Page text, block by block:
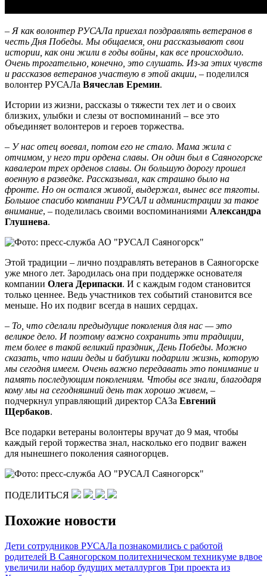
– Я как волонтер РУСАЛа приехал поздравлять ветеранов в
честь Дня Победы. Мы общаемся, они рассказывают свои
истории, как они жили в годы войны, как все происходило.
Очень трогательно, конечно, это слушать. Из-за этих чувств
и рассказов ветеранов участвую в этой акции, – поделился
волонтер РУСАЛа Вячеслав Еремин.
Истории из жизни, рассказы о тяжести тех лет и о своих
близких, улыбки и слезы от воспоминаний – все это
объединяет волонтеров и героев торжества.
– У нас отец воевал, потом его не стало. Мама жила с
отчимом, у него три ордена славы. Он один был в Саяногорске
кавалером трех орденов славы. Он большую дорогу прошел
военную в разведке. Рассказывал, как страшно было на
фронте. Но он остался живой, выдержал, вынес все тяготы.
Большое спасибо компании РУСАЛ и администрации за такое
внимание, – поделилась своими воспоминаниями Александра
Глушнева.
Этой традиции – лично поздравлять ветеранов в Саяногорске
уже много лет. Зародилась она при поддержке основателя
компании Олега Дерипаски. И с каждым годом становится
только ценнее. Ведь участников тех событий становится все
меньше. Но их подвиг всегда в наших сердцах.
– То, что сделали предыдущие поколения для нас — это
великое дело. И поэтому важно сохранить эти традиции,
тем более в такой великий праздник, День Победы. Можно
сказать, что наши деды и бабушки подарили жизнь, которую
мы сегодня имеем. Очень важно передавать это понимание и
память последующим поколениям. Чтобы все знали, благодаря
кому мы на сегодняшний день так хорошо живем, –
подчеркнул управляющий директор САЗа Евгений
Щербаков.
Все подарки ветераны волонтеры вручат до 9 мая, чтобы
каждый герой торжества знал, насколько его подвиг важен
для нынешнего поколения саяногорцев.
ПОДЕЛИТЬСЯ
Похожие новости
Дети сотрудников РУСАЛа познакомились с работой
родителей В Саяногорском политехническом техникуме вдвое
увеличили набор будущих металлургов Три проекта из